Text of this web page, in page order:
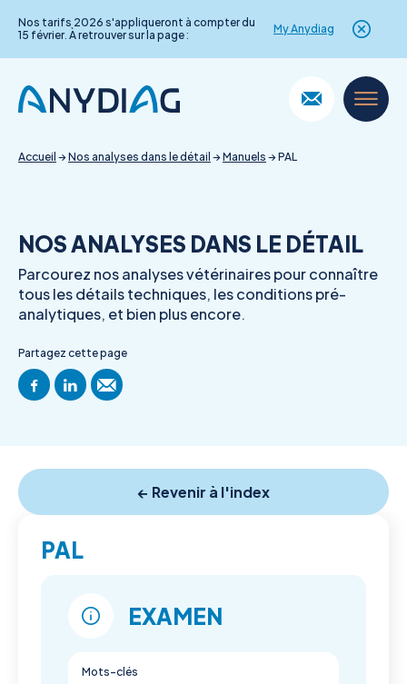
Nos tarifs 2026 s'appliqueront à compter du
15 février. À retrouver sur la page :
My Anydiag
content
Accueil →Nos analyses dans le détail →Manuels →PAL
NOS ANALYSES DANS LE DÉTAIL
Parcourez nos analyses vétérinaires pour connaître
tous les détails techniques, les conditions pré-
analytiques, et bien plus encore.
Partagez cette page
← Revenir à l'index
PAL
EXAMEN
Mots-clés